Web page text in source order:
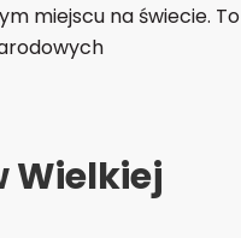
miejscu na świecie. To
Wielkiej